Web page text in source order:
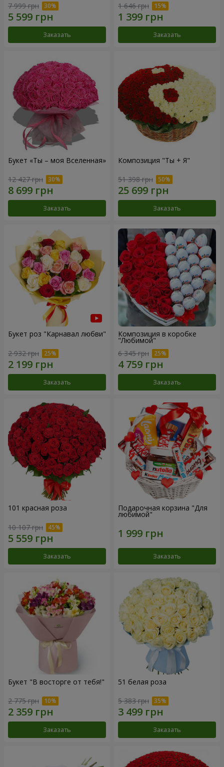
7 999 грн
Заказать
1 646 грн
Заказать
Букет «Ты – моя Вселенная»
12 427 грн
Заказать
Композиция "Ты + Я"
51 398 грн
Заказать
Букет роз "Карнавал любви"
2 932 грн
Заказать
Композиция в коробке
"Любимой"
6 345 грн
Заказать
101 красная роза
10 107 грн
Заказать
Подарочная корзина "Для
любимой"
Заказать
Букет "В восторге от тебя!"
2 775 грн
Заказать
51 белая роза
5 383 грн
Заказать